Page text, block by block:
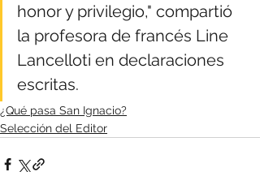
honor y privilegio," compartió
la profesora de francés Line
Lancelloti en declaraciones
escritas.
¿Qué pasa San Ignacio?
Selección del Editor